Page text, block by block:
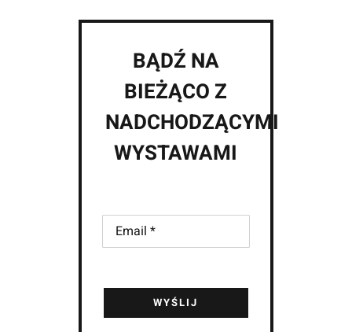
BĄDŹ NA
BIEŻĄCO Z
NADCHODZĄCYMI
WYSTAWAMI
WYŚLIJ